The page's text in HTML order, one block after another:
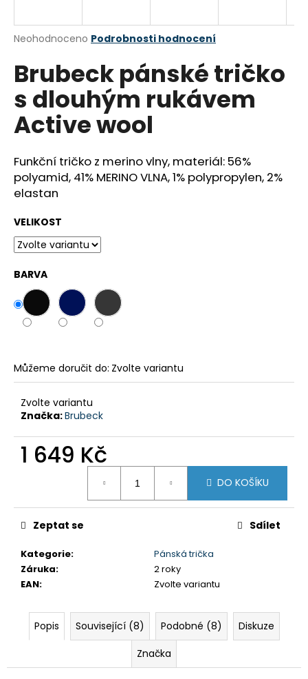
Průměrné
produktu
je
z
hvězdiček.
Neohodnoceno Podrobnosti hodnocení
Brubeck pánské tričko
s dlouhým rukávem
Active wool
Funkční tričko z merino vlny, materiál: 56%
polyamid, 41% MERINO VLNA, 1% polypropylen, 2%
elastan
VELIKOST
BARVA
Můžeme doručit do: Zvolte variantu
Zvolte variantu
Značka:Brubeck
1 649 Kč
DO KOŠÍKU
Kategorie:
Pánská trička
Záruka:
2 roky
EAN: Zvolte variantu
Zeptat se Sdílet
Popis Související (8) Podobné (8)
Diskuze
Značka
j
t
?
HLEDAT
D
o
p
r
u
č
m
e
THERMO
SET
TÄRNABY
Původně:
499